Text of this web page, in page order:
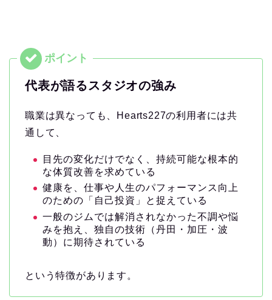
代表が語るスタジオの強み
職業は異なっても、Hearts227の利用者には共
通して、
目先の変化だけでなく、持続可能な根本的
な体質改善を求めている
健康を、仕事や人生のパフォーマンス向上
のための「自己投資」と捉えている
一般のジムでは解消されなかった不調や悩
みを抱え、独自の技術（丹田・加圧・波
動）に期待されている
という特徴があります。